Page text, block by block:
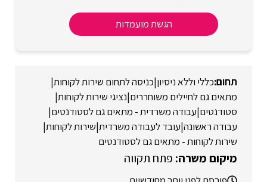
הגשת מועמדות
כללי וללא ניסיון|כניסה לתחום שירות לקוחות|
מתאים גם לחיילים משוחררים|נציגי שירות לקוחות|
סטודנטים|עבודה משרדית - מתאים גם לסטודנטים|
עבודה ראשונה|עובד לעבודה משרדית|שירות לקוחות|
שירות לקוחות - מתאים גם לסטודנטים
פתח תקווה